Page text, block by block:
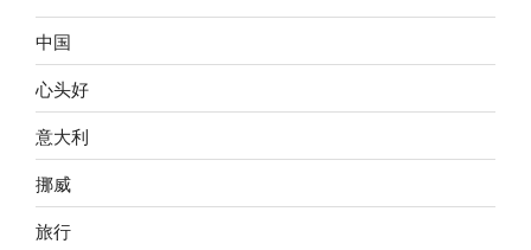
中国
心头好
意大利
挪威
旅行